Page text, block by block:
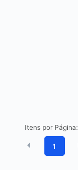
Itens por Página:
1